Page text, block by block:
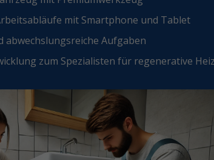
mit Smartphone und Tablet
abwechslungsreiche Aufgaben
zum Spezialisten für regenerative